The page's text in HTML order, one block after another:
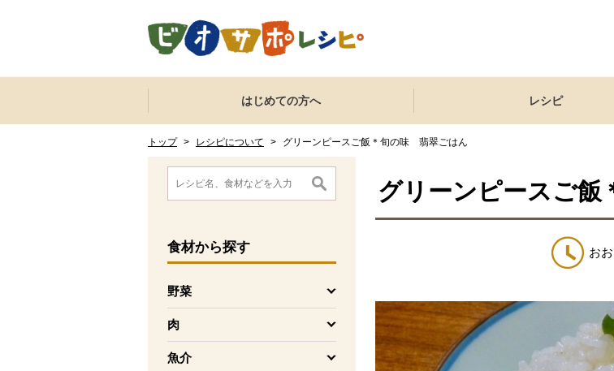
ここからサイト内共通メニューです。
サイト内共通メニューをスキップする
はじめての方へ レシピ
トップ > レシピについて > グリーンピースご飯＊旬の味 翡翠ごはん
ここから消費材検索メニューです。
食材から探す
野菜
を開く
肉
を開く
魚介
を開く
消費材検索メニューここまで。
ここから本文です。
グリーンピースご
お